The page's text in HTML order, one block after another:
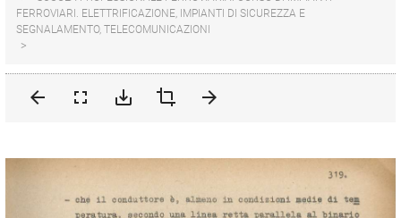
FERROVIARI. ELETTRIFICAZIONE, IMPIANTI DI SICUREZZA E
SEGNALAMENTO, TELECOMUNICAZIONI